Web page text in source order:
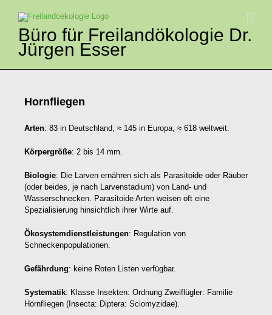
springenBüro für Freilandökologie Dr.
Jürgen Esser
Hornfliegen
Arten: 83 in Deutschland, ≈ 145 in Europa, ≈ 618 weltweit.
Körpergröße: 2 bis 14 mm.
Biologie: Die Larven ernähren sich als Parasitoide oder Räuber
(oder beides, je nach Larvenstadium) von Land- und
Wasserschnecken. Parasitoide Arten weisen oft eine
Spezialisierung hinsichtlich ihrer Wirte auf.
Ökosystemdienstleistungen: Regulation von
Schneckenpopulationen.
Gefährdung: keine Roten Listen verfügbar.
Systematik: Klasse Insekten: Ordnung Zweiflügler: Familie
Hornfliegen (Insecta: Diptera: Sciomyzidae).